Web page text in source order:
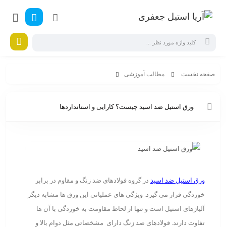
صفحه نخست مطالب آموزشی
ورق استیل ضد اسید چیست؟ کارایی و استانداردها
ورق استیل ضد اسید در گروه فولادهای ضد زنگ و مقاوم در برابر
خوردگی قرار می گیرد. ویژگی های عملیاتی این ورق ها مشابه دیگر
آلیاژهای استیل است و تنها از لحاظ مقاومت به خوردگی با آن ها
تفاوت دارند. فولادهای ضد زنگ دارای مشخصاتی مثل دوام بالا و